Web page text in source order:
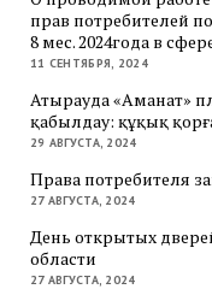
прав потребителей
8 мес. 2024года в
11 СЕНТЯБРЯ, 2024
Атырауда «Аманат»
қабылдау: құқық
29 АВГУСТА, 2024
Права потребителя
27 АВГУСТА, 2024
День открытых
области
27 АВГУСТА, 2024